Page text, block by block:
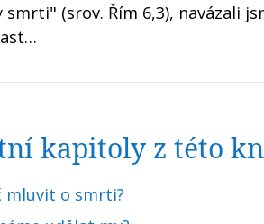
smrti" (srov. Řím 6,3), navázali
kapitoly z této
mluvit o smrti?